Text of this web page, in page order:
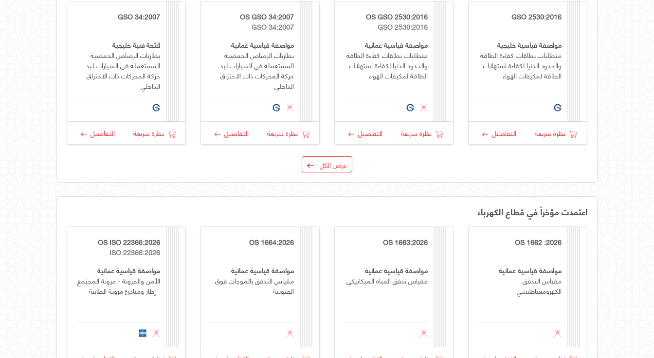
GSO 2530:2016
مواصفة قياسية خليجية
متطلبات بطاقات كفاءة الطاقة
والحدود الدنيا لكفاءة استهلاك
الطاقة لمكيفات الهواء
نظرة سريعة التفاصيل
OS GSO 2530:2016
GSO 2530:2016
مواصفة قياسية عمانية
متطلبات بطاقات كفاءة الطاقة
والحدود الدنيا لكفاءة استهلاك
الطاقة لمكيفات الهواء
نظرة سريعة التفاصيل
OS GSO 34:2007
GSO 34:2007
مواصفة قياسية عمانية
بطاريات الرصاص الحمضية
المستعملة في السيارات لبد
حركة المحركات ذات الاحتراق
الداخلي
نظرة سريعة التفاصيل
GSO 34:2007
لائحة فنية خليجية
بطاريات الرصاص الحمضية
المستعملة في السيارات لبد
حركة المحركات ذات الاحتراق
الداخلي
نظرة سريعة التفاصيل
عرض الكل
اعتمدت مؤخراً في قطاع الكهرباء
OS 1662 :2026
مواصفة قياسية عمانية
مقياس التدفق
الكهرومغناطيسي
OS 1663:2026
مواصفة قياسية عمانية
مقياس تدفق المياه الميكانيكي
OS 1664:2026
مواصفة قياسية عمانية
مقياس التدفق بالموجات فوق
الصوتية
OS ISO 22366:2026
ISO 22366:2026
مواصفة قياسية عمانية
الأمن والمرونة - مرونة المجتمع
- إطار ومبادئ مرونة الطاقة